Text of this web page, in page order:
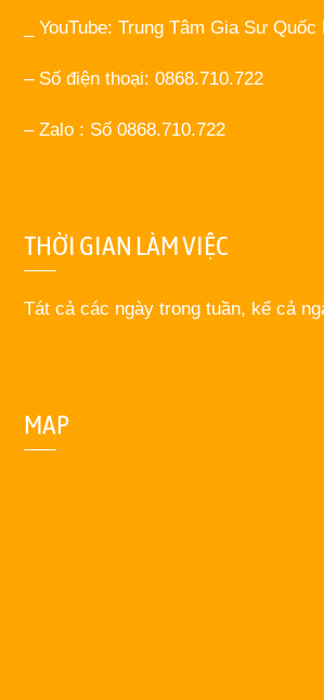
_ YouTube: Trung Tâm Gia Sư Quốc
– Số điện thoại: 0868.710.722
– Zalo : Số 0868.710.722
THỜI GIAN LÀM VIỆC
Tát cả các ngày trong tuần, kể cả
MAP